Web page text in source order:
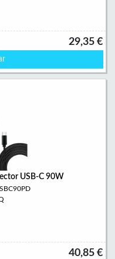
29,35 €
USB-C 90W
40,85 €